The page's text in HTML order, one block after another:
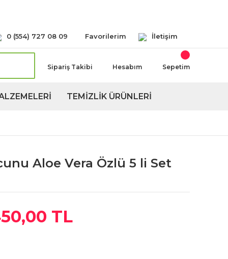
0 (554) 727 08 09 Favorilerim İletişim
Sipariş Takibi Hesabım Sepetim
TEMİZLİK ÜRÜNLERİ
Aloe Vera Özlü 5 li Set
TL